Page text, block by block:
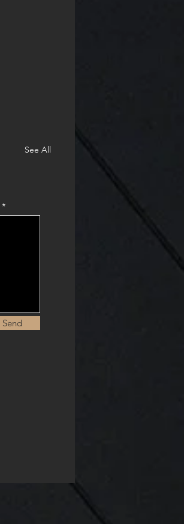
See All
Send